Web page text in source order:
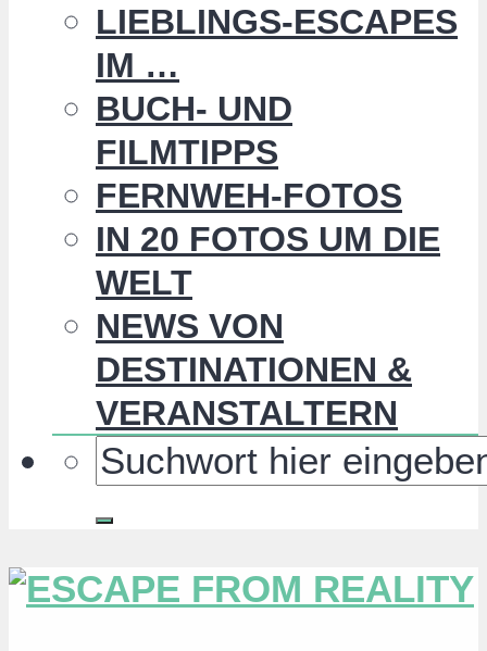
LIEBLINGS-ESCAPES
IM …
BUCH- UND
FILMTIPPS
FERNWEH-FOTOS
IN 20 FOTOS UM DIE
WELT
NEWS VON
DESTINATIONEN &
VERANSTALTERN